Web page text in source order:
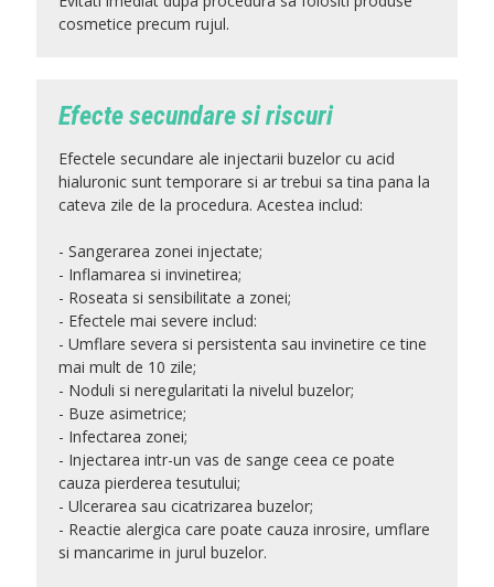
cosmetice precum rujul.
Efecte secundare si riscuri
Efectele secundare ale injectarii buzelor cu acid
hialuronic sunt temporare si ar trebui sa tina pana la
cateva zile de la procedura. Acestea includ:
- Sangerarea zonei injectate;
- Inflamarea si invinetirea;
- Roseata si sensibilitate a zonei;
- Efectele mai severe includ:
- Umflare severa si persistenta sau invinetire ce tine
mai mult de 10 zile;
- Noduli si neregularitati la nivelul buzelor;
- Buze asimetrice;
- Infectarea zonei;
- Injectarea intr-un vas de sange ceea ce poate
cauza pierderea tesutului;
- Ulcerarea sau cicatrizarea buzelor;
- Reactie alergica care poate cauza inrosire, umflare
si mancarime in jurul buzelor.